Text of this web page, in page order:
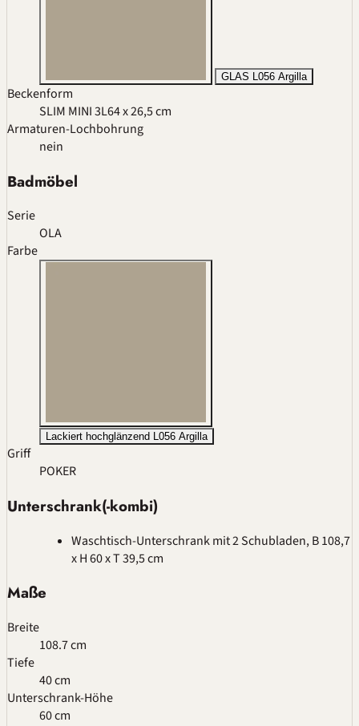
GLAS L056 Argilla
Beckenform
SLIM MINI 3L64 x 26,5 cm
Armaturen-Lochbohrung
nein
Badmöbel
Serie
OLA
Farbe
Lackiert hochglänzend L056 Argilla
Griff
POKER
Unterschrank(-kombi)
Waschtisch-Unterschrank mit 2 Schubladen, B 108,7
x H 60 x T 39,5 cm
Maße
Breite
108.7 cm
Tiefe
40 cm
Unterschrank-Höhe
60 cm